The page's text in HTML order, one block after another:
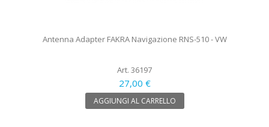
Antenna Adapter FAKRA Navigazione RNS-510 - VW
Art. 36197
27,00 €
AGGIUNGI AL CARRELLO